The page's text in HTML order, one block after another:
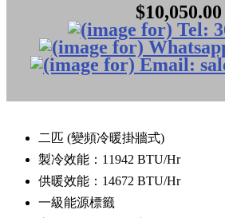
$10,050.00
二匹 (變頻冷暖掛牆式)
製冷效能：11942 BTU/Hr
供暖效能：14672 BTU/Hr
一級能源標籤